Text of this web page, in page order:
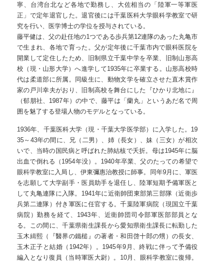
寧、台湾台北など各地で勤務し、大佐相当の「陸軍一等軍医
正」で定年退官した。退官後には千葉医科大学眼科学教室で研
究を行い、医学博士の学位を授与されている。
藤平健は、父の赴任地の1つである歩兵第12連隊のあった丸亀市
で生まれ、各地で育った。父が定年後に千葉市内で眼科医院を
開業して定住したため、旧制県立千葉中学を卒業、旧制山形高
校（現・山形大学）へ進学して1935年に卒業する。山形高校時
代は柔道部に所属。同級生に、動物文学を確立させた直木賞作
家の戸川幸夫がおり、旧制高校を舞台にした『ひかり北地に』
（郁朋社、1987年）の中で、藤平は「蘭丸」というあだ名で周
囲を魅了する登場人物のモデルとなっている。
1936年、千葉医科大学（現・千葉大学医学部）に入学した。19
35～43年の間に、兄（二男）、姉（長女）、妹（三女）が相次
いで、当時の国民病と呼ばれた肺結核で夭折。母は1945年に脳
出血で倒れる（1954年没）。1940年卒業、父のたっての希望で
眼科学教室に入局し、伊東彌惠治教授に師事。同年9月に、軍医
を志願して大学副手・医員助手を退任し、陸軍短期予備軍医と
して丸亀連隊に入隊。1941年に近衛帥団東部第三部隊（近衛歩
兵第二連隊）付き軍医に任官する。千葉陸軍病院（現国立千葉
病院）勤務を経て、1943年、近衛帥団司令部軍医部部員とな
る。この間に、千葉県衛生課長から愛知県衛生課長に転勤した
玉木緝熙（『醫界の鐵槌』の著者・和田啓十郎の甥）の長女、
玉木正子と結婚（1942年）。1945年9月、終戦に伴って予備役
編入となり復員（当時軍医大尉）。10月、眼科学教室に復帰。